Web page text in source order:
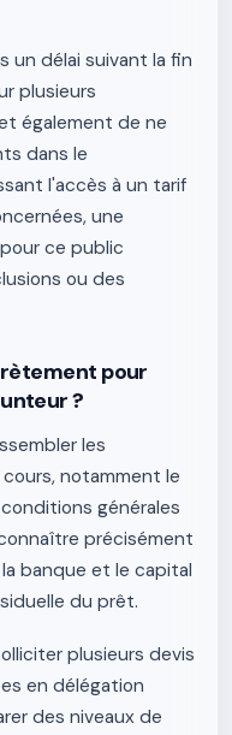
un délai suivant la fin
plusieurs
également de ne
dans le
l'accès à un tarif
une
ce public
ou des
pour
?
les
notamment le
générales
précisément
banque et le capital
du prêt.
plusieurs devis
en délégation
des niveaux de